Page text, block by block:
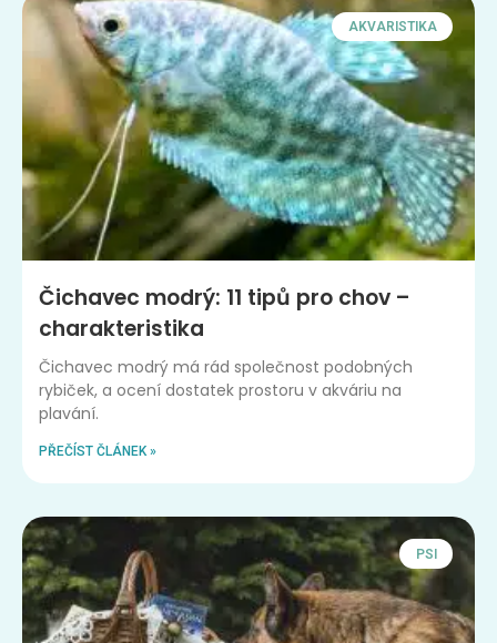
AKVARISTIKA
Čichavec modrý: 11 tipů pro chov –
charakteristika
Čichavec modrý má rád společnost podobných
rybiček, a ocení dostatek prostoru v akváriu na
plavání.
PŘEČÍST ČLÁNEK »
PSI